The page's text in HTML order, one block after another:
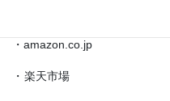
・amazon.co.jp
・ 楽天市場